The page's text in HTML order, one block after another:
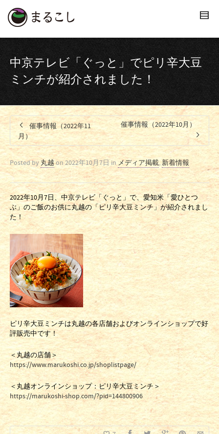
中京テレビ「ぐっと」でピリ辛大豆
ミンチが紹介されました！
催事情報（2022年11
月）
催事情報（2022年10月）
Posted by丸越on 2022年10月7日inメディア掲載,新着情報
2022年10月7日、中京テレビ「ぐっと」で、愛知米「愛ひとつ
ぶ」のご飯のお供に丸越の「ピリ辛大豆ミンチ」が紹介されまし
た！
ピリ辛大豆ミンチは丸越の各店舗およびオンラインショップで好
評販売中です！
＜丸越の店舗＞
https://www.marukoshi.co.jp/shoplistpage/
＜丸越オンラインショップ：ピリ辛大豆ミンチ＞
https://marukoshi-shop.com/?pid=144800906